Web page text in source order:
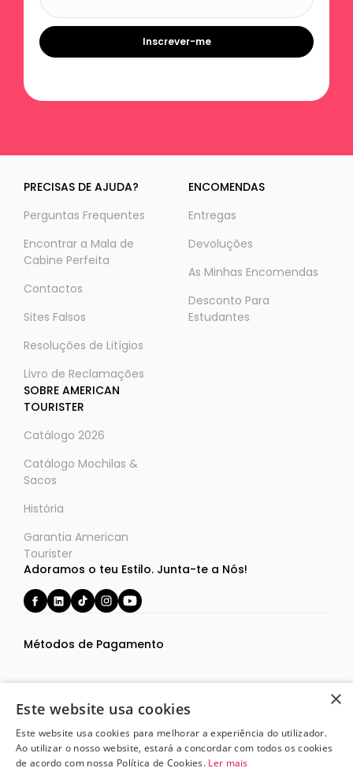
Inscrever-me
PRECISAS DE AJUDA?
Perguntas Frequentes
Encontrar a Mala de
Cabine Perfeita
Contactos
Sites Falsos
Resoluções de Litígios
Livro de Reclamações
ENCOMENDAS
Entregas
Devoluções
As Minhas Encomendas
Desconto Para
Estudantes
SOBRE AMERICAN
TOURISTER
Catálogo 2026
Catálogo Mochilas &
Sacos
História
Garantia American
Tourister
Adoramos o teu Estilo. Junta-te a Nós!
Métodos de Pagamento
Termos e Condições
Política de Privacidade
×
Este website usa cookies
Este website usa cookies para melhorar a experiência do utilizador.
Ao utilizar o nosso website, estará a concordar com todos os cookies
de acordo com nossa Política de Cookies. Ler mais